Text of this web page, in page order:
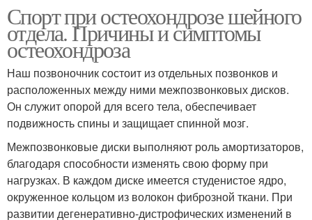
Спорт при остеохондрозе шейного
отдела. Причины и симптомы
остеохондроза
Наш позвоночник состоит из отдельных позвонков и
расположенных между ними межпозвонковых дисков.
Он служит опорой для всего тела, обеспечивает
подвижность спины и защищает спинной мозг.
Межпозвонковые диски выполняют роль амортизаторов,
благодаря способности изменять свою форму при
нагрузках. В каждом диске имеется студенистое ядро,
окруженное кольцом из волокон фиброзной ткани. При
развитии дегенеративно-дистрофических изменений в